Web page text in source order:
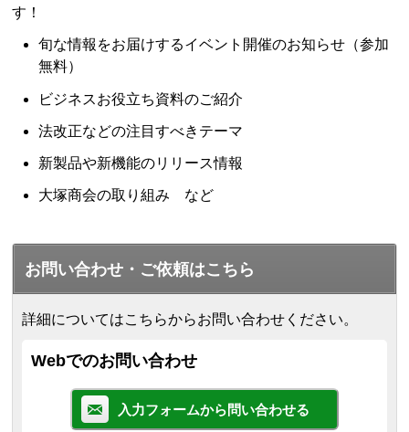
す！
旬な情報をお届けするイベント開催のお知らせ（参加
無料）
ビジネスお役立ち資料のご紹介
法改正などの注目すべきテーマ
新製品や新機能のリリース情報
大塚商会の取り組み など
お問い合わせ・ご依頼はこちら
詳細についてはこちらからお問い合わせください。
Webでのお問い合わせ
入力フォームから問い合わせる